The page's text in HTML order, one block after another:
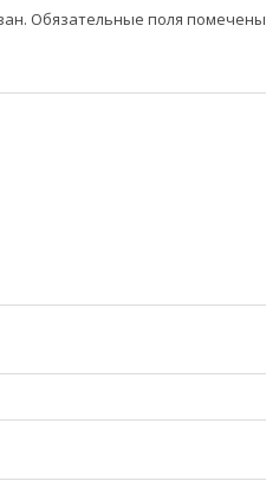
Обязательные поля помечены